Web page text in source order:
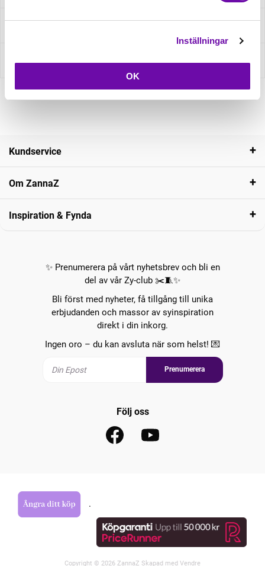
Inställningar
OK
Recensioner
Kundservice
Om ZannaZ
Inspiration & Fynda
✨ Prenumerera på vårt nyhetsbrev och bli en
del av vår Zy-club ✂️🧵✨
Bli först med nyheter, få tillgång till unika
erbjudanden och massor av syinspiration
direkt i din inkorg.
Ingen oro – du kan avsluta när som helst! 💌
Prenumerera
Följ oss
.
Copyright © 2026 ZannaZ Skapad med Vendre